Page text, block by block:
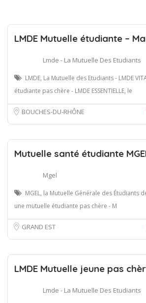
LMDE Mutuelle étudiante –
Lmde - La Mutuelle Des Etudiants
LMDE, La Mutuelle des Etudiants - LMDE
étudiante pas chère - LMDE ESSENTIELLE, le
BOUCHES-DU-RHÔNE
Mutuelle santé étudiante
Mgel
MGEL, la Mutuelle Générale des Étudiants
une mutuelle étudiante pas chère - M
GRAND EST
LMDE Mutuelle jeune pas
Lmde - La Mutuelle Des Etudiants